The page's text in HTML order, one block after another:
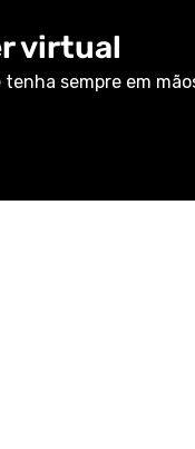
virtual
sempre em